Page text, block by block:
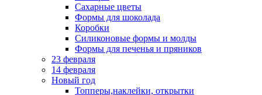
Сахарные цветы
Формы для шоколада
Коробки
Силиконовые формы и молды
Формы для печенья и пряников
23 февраля
14 февраля
Новый год
Топперы,наклейки, открытки